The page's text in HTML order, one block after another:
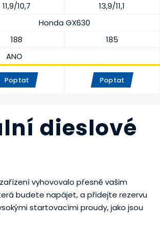
11,9/10,7
13,9/11,1
Honda GX630
188
185
ANO
Poptat Poptat
dieslové
vyhovovalo přesně vašim
budete napájet, a přidejte rezervu
startovacími proudy, jako jsou